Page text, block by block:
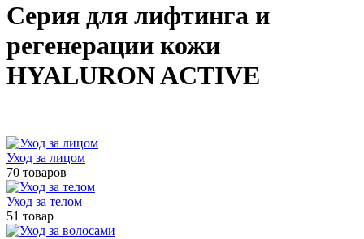
Серия для лифтинга и
регенерации кожи
HYALURON ACTIVE
Уход за лицом
70 товаров
Уход за телом
51 товар